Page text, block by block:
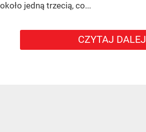
około jedną trzecią, co...
CZYTAJ DALEJ